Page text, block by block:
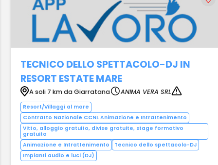
TECNICO DELLO SPETTACOLO-DJ IN
RESORT ESTATE MARE
A soli 7 km da Giarratana ANIMA VERA SRL
Resort/Villaggi al mare
Contratto Nazionale CCNL Animazione e Intrattenimento
Vitto, alloggio gratuito, divise gratuite, stage formativo
gratuito
Animazione e Intrattenimento
Tecnico dello spettacolo-DJ
Impianti audio e luci (DJ)